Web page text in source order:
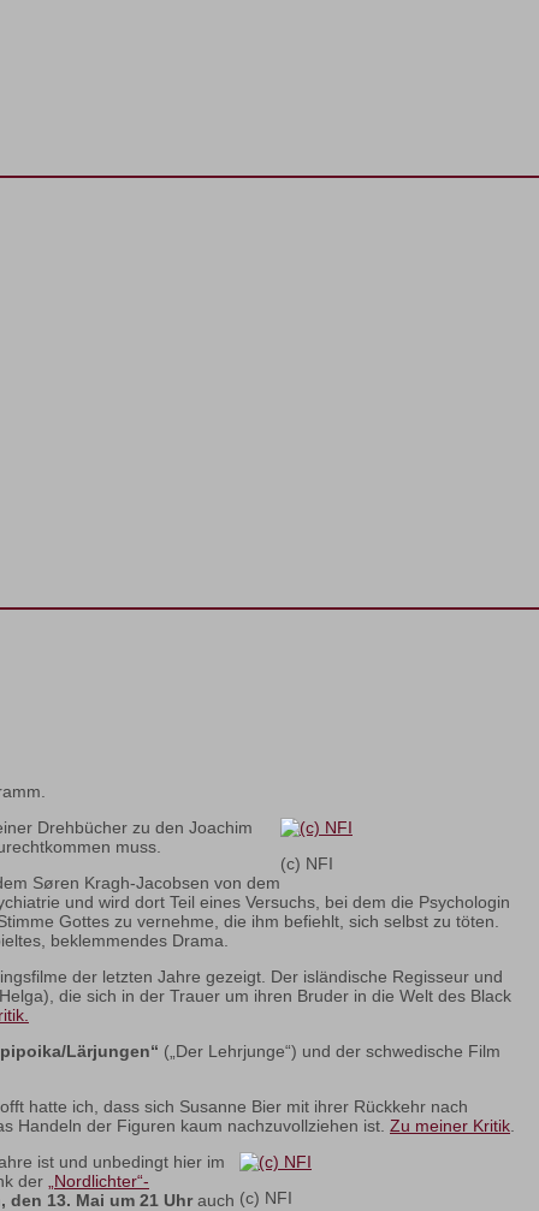
(c) NFI
Drehbücher zu den Joachim
muss.
Søren Kragh-Jacobsen von dem
und wird dort Teil eines Versuchs, bei dem die Psychologin
Gottes zu vernehme, die ihm befiehlt, sich selbst zu töten.
beklemmendes Drama.
der letzten Jahre gezeigt. Der isländische Regisseur und
die sich in der Trauer um ihren Bruder in die Welt des Black
Lärjungen“ („Der Lehrjunge“) und der schwedische Film
hatte ich, dass sich Susanne Bier mit ihrer Rückkehr nach
Handeln der Figuren kaum nachzuvollziehen ist. Zu meiner Kritik
(c) NFI
ist und unbedingt hier im
der
„Nordlichter“-
den 13. Mai um 21 Uhrauch